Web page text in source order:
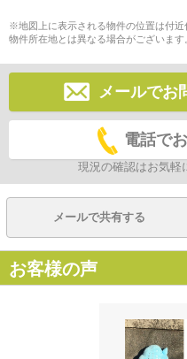
※地図上に表示される物件の位置は付
物件所在地とは異なる場合がございます
メールでお
電話で
現況の確認はお気軽
メールで共有する
お客様の声